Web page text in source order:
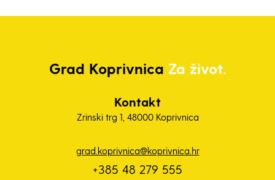
Grad Koprivnica Za život.
Kontakt
Zrinski trg 1, 48000 Koprivnica
grad.koprivnica@koprivnica.hr
+385 48 279 555